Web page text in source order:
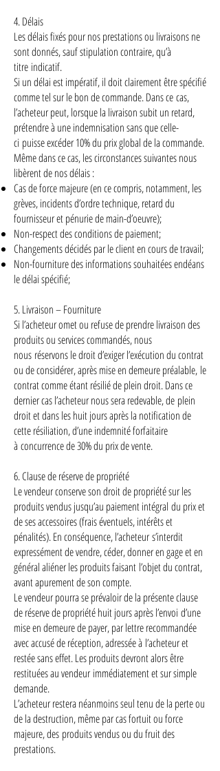
4. Délais
Les délais fixés pour nos prestations ou livraisons ne
sont donnés, sauf stipulation contraire, qu’à
titre indicatif.
Si un délai est impératif, il doit clairement être spécifié
comme tel sur le bon de commande. Dans ce cas,
l’acheteur peut, lorsque la livraison subit un retard,
prétendre à une indemnisation sans que celle-
ci puisse excéder 10% du prix global de la commande.
Même dans ce cas, les circonstances suivantes nous
libèrent de nos délais :
Cas de force majeure (en ce compris, notamment, les
grèves, incidents d’ordre technique, retard du
fournisseur et pénurie de main-d’oeuvre);
Non-respect des conditions de paiement;
Changements décidés par le client en cours de travail;
Non-fourniture des informations souhaitées endéans
le délai spécifié;
5. Livraison – Fourniture
Si l’acheteur omet ou refuse de prendre livraison des
produits ou services commandés, nous
nous réservons le droit d’exiger l’exécution du contrat
ou de considérer, après mise en demeure préalable, le
contrat comme étant résilié de plein droit. Dans ce
dernier cas l’acheteur nous sera redevable, de plein
droit et dans les huit jours après la notification de
cette résiliation, d’une indemnité forfaitaire
à concurrence de 30% du prix de vente.
6. Clause de réserve de propriété
Le vendeur conserve son droit de propriété sur les
produits vendus jusqu’au paiement intégral du prix et
de ses accessoires (frais éventuels, intérêts et
pénalités). En conséquence, l’acheteur s’interdit
expressément de vendre, céder, donner en gage et en
général aliéner les produits faisant l’objet du contrat,
avant apurement de son compte.
Le vendeur pourra se prévaloir de la présente clause
de réserve de propriété huit jours après l’envoi d’une
mise en demeure de payer, par lettre recommandée
avec accusé de réception, adressée à l’acheteur et
restée sans effet. Les produits devront alors être
restituées au vendeur immédiatement et sur simple
demande.
L’acheteur restera néanmoins seul tenu de la perte ou
de la destruction, même par cas fortuit ou force
majeure, des produits vendus ou du fruit des
prestations.